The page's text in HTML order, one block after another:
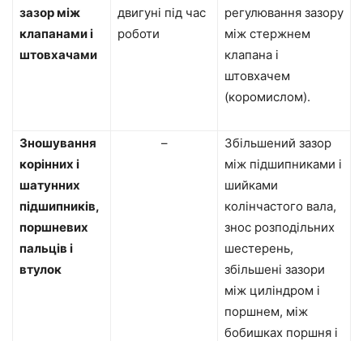
зазор між
клапанами і
штовхачами
двигуні під час
роботи
регулювання зазору
між стержнем
клапана і
штовхачем
(коромислом).
Зношування
корінних і
шатунних
підшипників,
поршневих
пальців і
втулок
–
Збільшений зазор
між підшипниками і
шийками
колінчастого вала,
знос розподільних
шестерень,
збільшені зазори
між циліндром і
поршнем, між
бобишках поршня і